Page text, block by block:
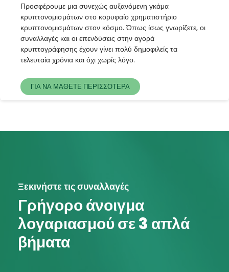
Προσφέρουμε μια συνεχώς αυξανόμενη γκάμα
κρυπτονομισμάτων στο κορυφαίο χρηματιστήριο
κρυπτονομισμάτων στον κόσμο. Όπως ίσως γνωρίζετε, οι
συναλλαγές και οι επενδύσεις στην αγορά
κρυπτογράφησης έχουν γίνει πολύ δημοφιλείς τα
τελευταία χρόνια και όχι χωρίς λόγο.
ΓΙΑ ΝΑ ΜΑΘΕΤΕ ΠΕΡΙΣΣΟΤΕΡΑ
Ξεκινήστε τις συναλλαγές
Γρήγορο άνοιγμα
λογαριασμού σε 3 απλά
βήματα